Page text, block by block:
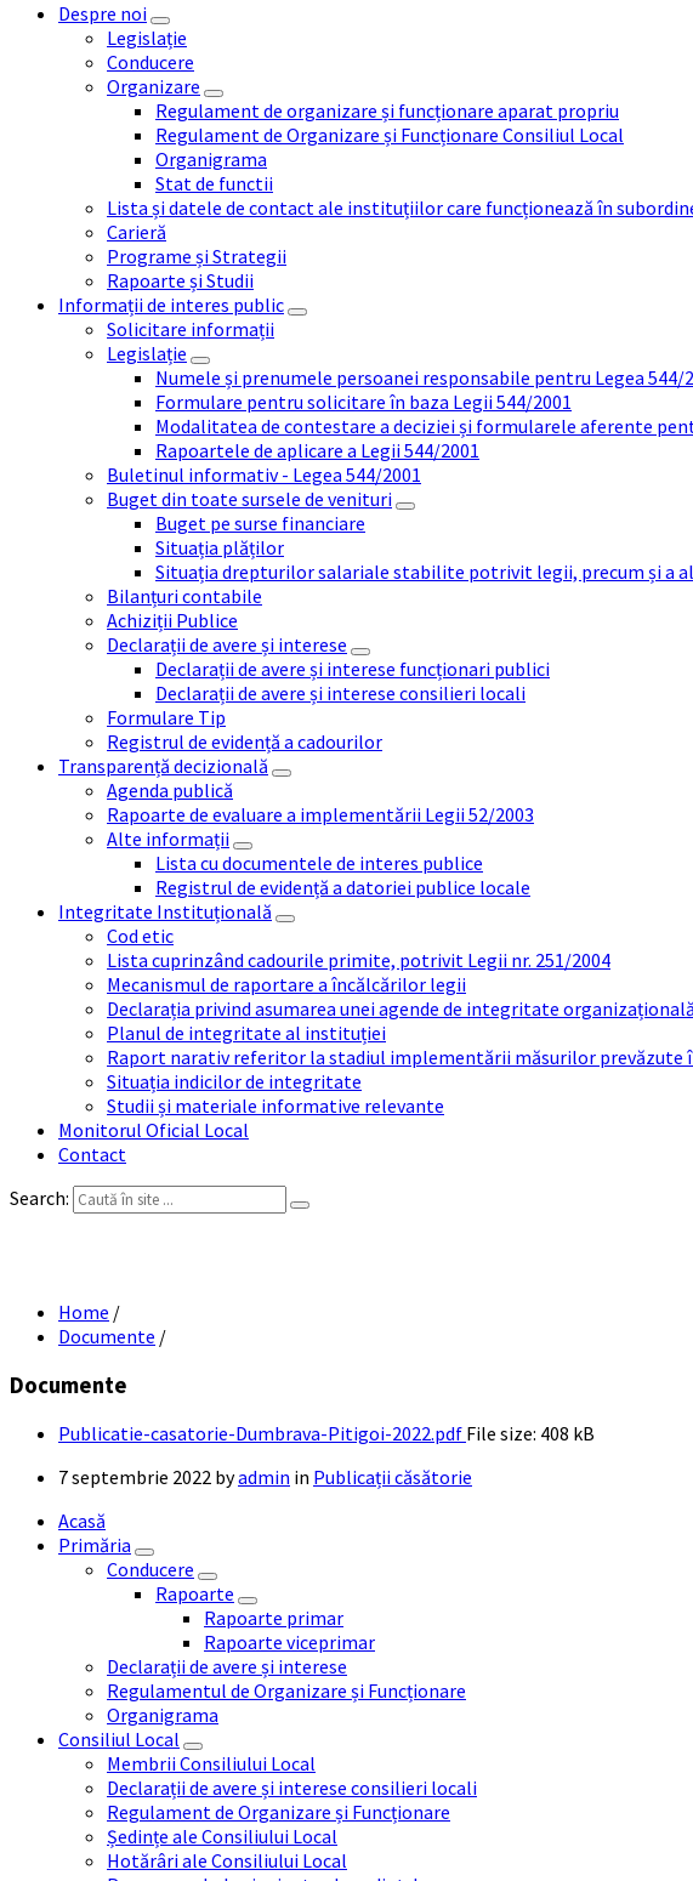
Despre noi
Legislație
Conducere
Organizare
Regulament de organizare și funcționare aparat propriu
Regulament de Organizare și Funcționare Consiliul Local
Organigrama
Stat de functii
Lista și datele de contact ale instituțiilor care funcționează în
Carieră
Programe și Strategii
Rapoarte și Studii
Informații de interes public
Solicitare informații
Legislație
Numele și prenumele persoanei responsabile pentru Legea 544/
Formulare pentru solicitare în baza Legii 544/2001
Modalitatea de contestare a deciziei și formularele aferente
Rapoartele de aplicare a Legii 544/2001
Buletinul informativ - Legea 544/2001
Buget din toate sursele de venituri
Buget pe surse financiare
Situația plăților
Situația drepturilor salariale stabilite potrivit legii, precum și a
Bilanțuri contabile
Achiziții Publice
Declarații de avere și interese
Declarații de avere și interese funcționari publici
Declarații de avere și interese consilieri locali
Formulare Tip
Registrul de evidență a cadourilor
Transparență decizională
Agenda publică
Rapoarte de evaluare a implementării Legii 52/2003
Alte informații
Lista cu documentele de interes publice
Registrul de evidență a datoriei publice locale
Integritate Instituțională
Cod etic
Lista cuprinzând cadourile primite, potrivit Legii nr. 251/2004
Mecanismul de raportare a încălcărilor legii
Declarația privind asumarea unei agende de integritate organizațională
Planul de integritate al instituției
Raport narativ referitor la stadiul implementării măsurilor prevăzute
Situația indicilor de integritate
Studii și materiale informative relevante
Monitorul Oficial Local
Contact
Search:
Home /
Documente /
Documente
Publicatie-casatorie-Dumbrava-Pitigoi-2022.pdf File size: 408 kB
7 septembrie 2022 byadmin in Publicații căsătorie
Acasă
Primăria
Conducere
Rapoarte
Rapoarte primar
Rapoarte viceprimar
Declarații de avere și interese
Regulamentul de Organizare și Funcționare
Organigrama
Consiliul Local
Membrii Consiliului Local
Declarații de avere și interese consilieri locali
Regulament de Organizare și Funcționare
Ședințe ale Consiliului Local
Hotărâri ale Consiliului Local